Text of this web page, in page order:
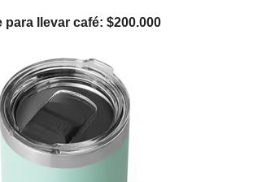
llevar café: $200.000